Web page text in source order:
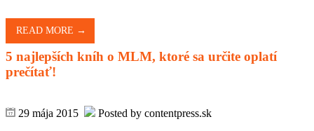
READ MORE →
5 najlepších kníh o MLM, ktoré sa určite oplatí
prečítať!
29 mája 2015 Posted by contentpress.sk